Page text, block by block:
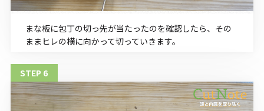
まな板に包丁の切っ先が当たったのを確認したら、その
ままヒレの横に向かって切っていきます。